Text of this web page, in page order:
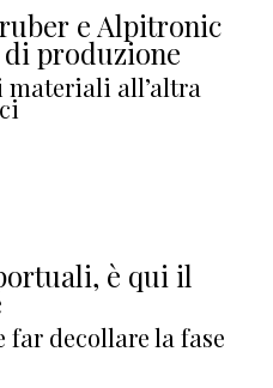
e Alpitronic
produzione
materiali all’altra
è qui il
far decollare la fase